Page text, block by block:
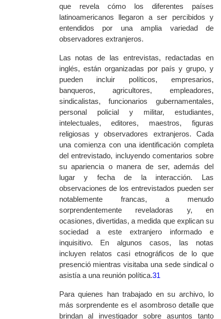
que revela cómo los diferentes países
latinoamericanos llegaron a ser percibidos y
entendidos por una amplia variedad de
observadores extranjeros.
Las notas de las entrevistas, redactadas en
inglés, están organizadas por país y grupo, y
pueden incluir políticos, empresarios,
banqueros, agricultores, empleadores,
sindicalistas, funcionarios gubernamentales,
personal policial y militar, estudiantes,
intelectuales, editores, maestros, figuras
religiosas y observadores extranjeros. Cada
una comienza con una identificación completa
del entrevistado, incluyendo comentarios sobre
su apariencia o manera de ser, además del
lugar y fecha de la interacción. Las
observaciones de los entrevistados pueden ser
notablemente francas, a menudo
sorprendentemente reveladoras y, en
ocasiones, divertidas, a medida que explican su
sociedad a este extranjero informado e
inquisitivo. En algunos casos, las notas
incluyen relatos casi etnográficos de lo que
presenció mientras visitaba una sede sindical o
asistía a una reunión política.31
Para quienes han trabajado en su archivo, lo
más sorprendente es el asombroso detalle que
brindan al investigador sobre asuntos tanto